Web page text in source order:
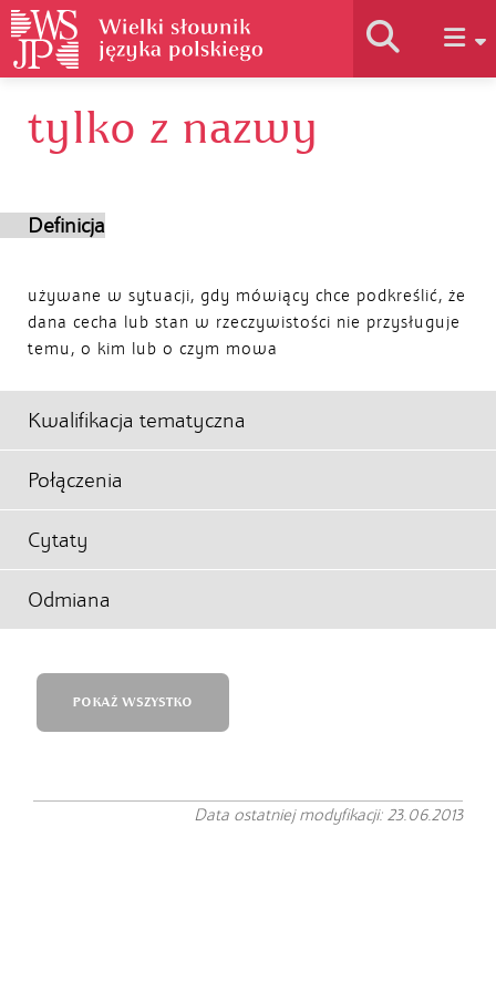
Historia słownika
Autorzy
tylko z nazwy
Definicja
używane w sytuacji, gdy mówiący chce podkreślić, że
dana cecha lub stan w rzeczywistości nie przysługuje
temu, o kim lub o czym mowa
Kwalifikacja tematyczna
Połączenia
Cytaty
Odmiana
POKAŻ WSZYSTKO
Data ostatniej modyfikacji: 23.06.2013